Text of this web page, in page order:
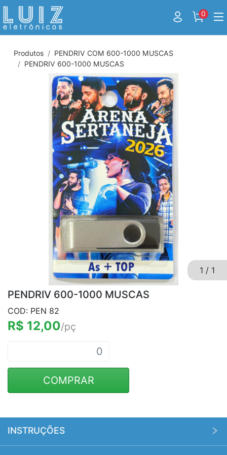
0
Produtos
PENDRIV COM 600-1000 MUSCAS
PENDRIV 600-1000 MUSCAS
1 / 1
PENDRIV 600-1000 MUSCAS
COD: PEN 82
R$ 12,00/pç
COMPRAR
INSTRUÇÕES